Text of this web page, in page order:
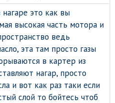
нагаре это как вы
высокая часть мотора и
ведь
эта там просто газы
в картер из
нагар, просто
и вот как раз таки если
слой то бойтесь чтоб